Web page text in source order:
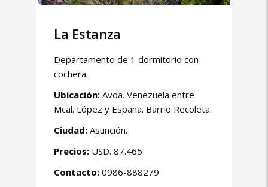
La Estanza
Departamento de 1 dormitorio con
cochera.
Ubicación: Avda. Venezuela entre
Mcal. López y España. Barrio Recoleta.
Ciudad: Asunción.
Precios: USD. 87.465
Contacto: 0986-888279